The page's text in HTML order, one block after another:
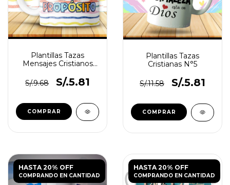
Plantillas Tazas
Mensajes Cristianos
S/.9.68
S/.5.81
Plantillas Tazas
Cristianas N°5
S/.11.58 S/.5.81
HASTA 20% OFF
COMPRANDO EN CANTIDAD
HASTA 20% OFF
COMPRANDO EN CANTIDAD